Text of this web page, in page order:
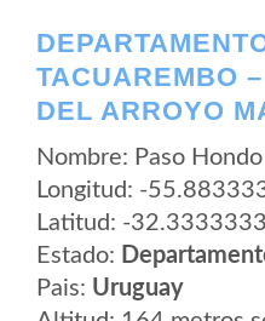
TACUAREMBO
DEL ARROYO
Nombre: Paso
Longitud: -
Latitud: -32.3333333
Estado:
Pais: Uruguay